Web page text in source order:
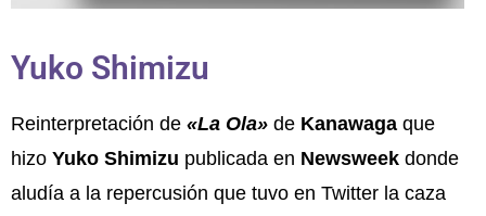
Yuko Shimizu
Reinterpretación de «La Ola» de Kanawaga que
hizo Yuko Shimizu publicada en Newsweek donde
aludía a la repercusión que tuvo en Twitter la caza